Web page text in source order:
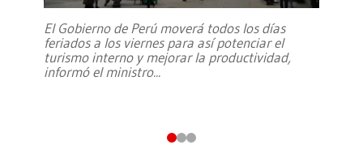
El Gobierno de Perú moverá todos los días
feriados a los viernes para así potenciar el
turismo interno y mejorar la productividad,
informó el ministro...